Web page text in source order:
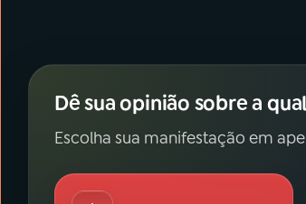
Dê sua opinião sobre a
Escolha sua manifestação em